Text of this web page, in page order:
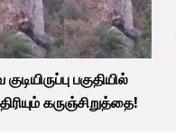
பகுதியில்
கருஞ்சிறுத்தை!